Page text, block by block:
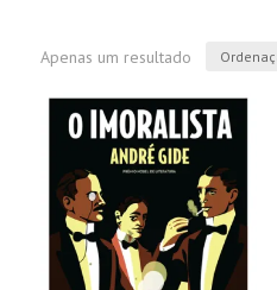
Apenas um resultado